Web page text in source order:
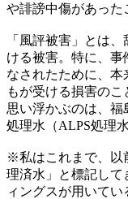
や誹謗中傷があった
「風評被害」とは
ける被害。特に、
なされたために、
もが受ける損害の
思い浮かぶのは、
処理水（ALPS処理
※私はこれまで、以
理済水」と標記して
ィングスが用いて